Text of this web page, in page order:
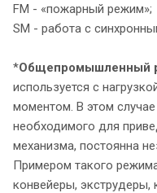
FM - «пожарный режим»;
SM - работа с
*Общепромышленный
используется с
моментом. В этом
необходимого для
механизма, постоянна
Примером такого
конвейеры, экструдеры,